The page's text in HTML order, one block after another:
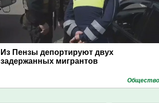
Из Пензы депортируют двух
задержанных мигрантов
Общество